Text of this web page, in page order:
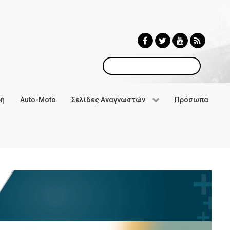
Αναζήτηση
Auto-Moto Σελίδες Αναγνωστών Πρόσωπα